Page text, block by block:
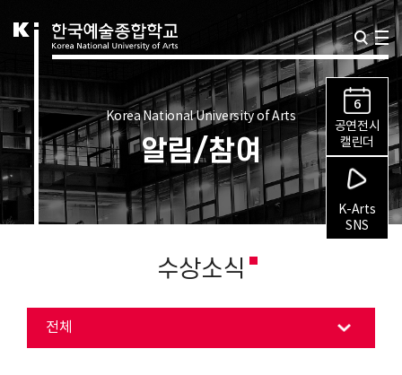
6
공연전시
캘린더
K-Arts
SNS
Korea National University of Arts
알림/참여
수상소식
전체